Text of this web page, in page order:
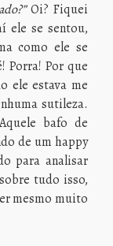
Oi? Fiquei
ele se sentou,
como ele se
Porra! Por que
ele estava me
sutileza.
bafo de
de um happy
para analisar
tudo isso,
mesmo muito